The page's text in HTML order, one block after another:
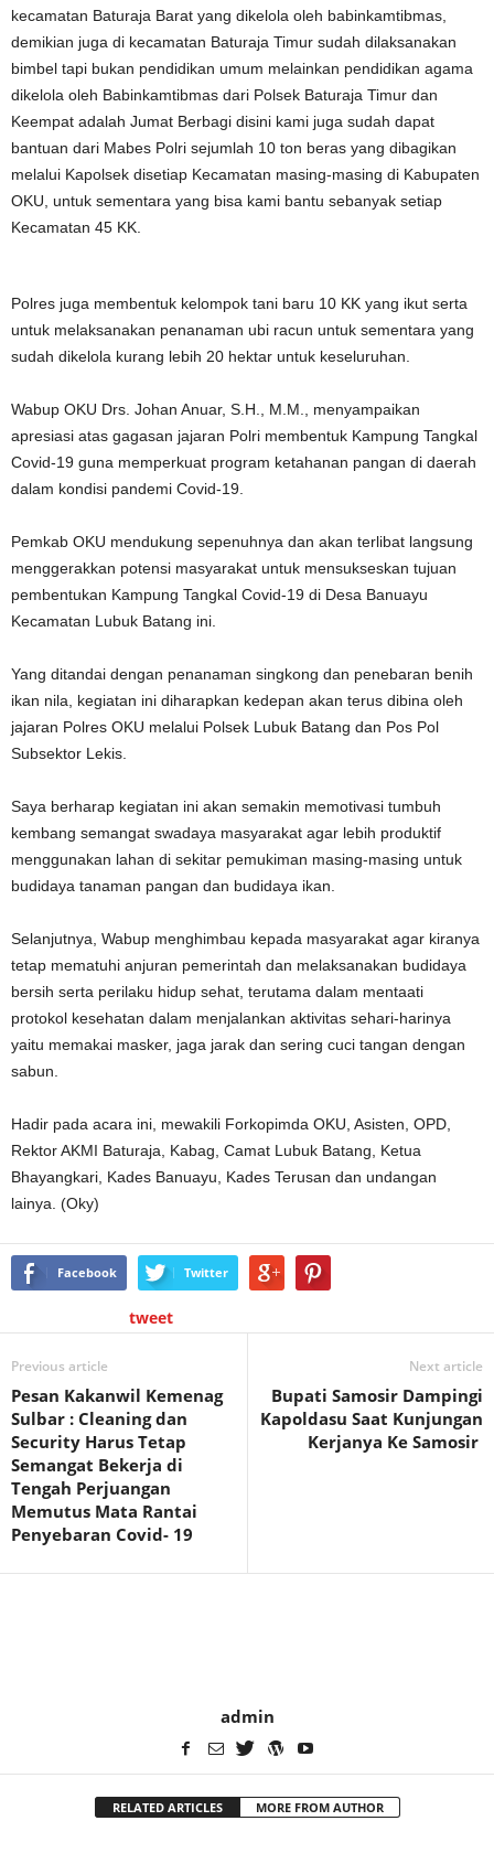
kecamatan Baturaja Barat yang dikelola oleh babinkamtibmas,
demikian juga di kecamatan Baturaja Timur sudah dilaksanakan
bimbel tapi bukan pendidikan umum melainkan pendidikan agama
dikelola oleh Babinkamtibmas dari Polsek Baturaja Timur dan
Keempat adalah Jumat Berbagi disini kami juga sudah dapat
bantuan dari Mabes Polri sejumlah 10 ton beras yang dibagikan
melalui Kapolsek disetiap Kecamatan masing-masing di Kabupaten
OKU, untuk sementara yang bisa kami bantu sebanyak setiap
Kecamatan 45 KK.
Polres juga membentuk kelompok tani baru 10 KK yang ikut serta
untuk melaksanakan penanaman ubi racun untuk sementara yang
sudah dikelola kurang lebih 20 hektar untuk keseluruhan.
Wabup OKU Drs. Johan Anuar, S.H., M.M., menyampaikan
apresiasi atas gagasan jajaran Polri membentuk Kampung Tangkal
Covid-19 guna memperkuat program ketahanan pangan di daerah
dalam kondisi pandemi Covid-19.
Pemkab OKU mendukung sepenuhnya dan akan terlibat langsung
menggerakkan potensi masyarakat untuk mensukseskan tujuan
pembentukan Kampung Tangkal Covid-19 di Desa Banuayu
Kecamatan Lubuk Batang ini.
Yang ditandai dengan penanaman singkong dan penebaran benih
ikan nila, kegiatan ini diharapkan kedepan akan terus dibina oleh
jajaran Polres OKU melalui Polsek Lubuk Batang dan Pos Pol
Subsektor Lekis.
Saya berharap kegiatan ini akan semakin memotivasi tumbuh
kembang semangat swadaya masyarakat agar lebih produktif
menggunakan lahan di sekitar pemukiman masing-masing untuk
budidaya tanaman pangan dan budidaya ikan.
Selanjutnya, Wabup menghimbau kepada masyarakat agar kiranya
tetap mematuhi anjuran pemerintah dan melaksanakan budidaya
bersih serta perilaku hidup sehat, terutama dalam mentaati
protokol kesehatan dalam menjalankan aktivitas sehari-harinya
yaitu memakai masker, jaga jarak dan sering cuci tangan dengan
sabun.
Hadir pada acara ini, mewakili Forkopimda OKU, Asisten, OPD,
Rektor AKMI Baturaja, Kabag, Camat Lubuk Batang, Ketua
Bhayangkari, Kades Banuayu, Kades Terusan dan undangan
lainya. (Oky)
Facebook Twitter
tweet
Previous article
Pesan Kakanwil Kemenag
Sulbar : Cleaning dan
Security Harus Tetap
Semangat Bekerja di
Tengah Perjuangan
Memutus Mata Rantai
Penyebaran Covid- 19
Next article
Bupati Samosir Dampingi
Kapoldasu Saat Kunjungan
Kerjanya Ke Samosir
admin
RELATED ARTICLES MORE FROM AUTHOR